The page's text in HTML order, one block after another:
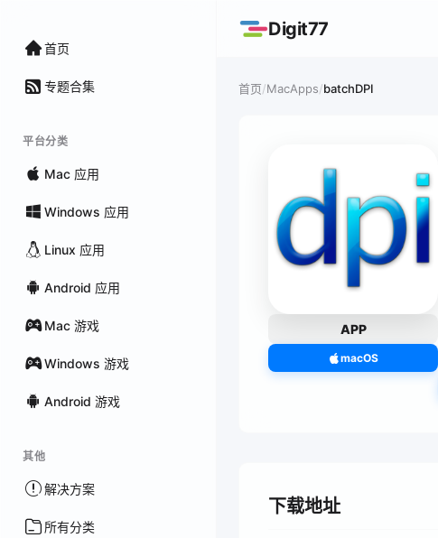
首页
专题合集
平台分类
Mac 应用
Windows 应用
Linux 应用
Android 应用
Mac 游戏
Windows 游戏
Android 游戏
其他
解决方案
所有分类
Digit77
首页/MacApps/batchDPI
APP
macOS
下载地址